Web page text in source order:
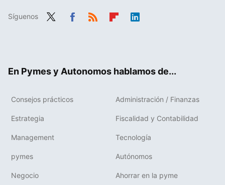
Síguenos
En Pymes y Autonomos hablamos de...
Consejos prácticos Administración / Finanzas
Estrategia Fiscalidad y Contabilidad
Management Tecnología
pymes Autónomos
Negocio Ahorrar en la pyme